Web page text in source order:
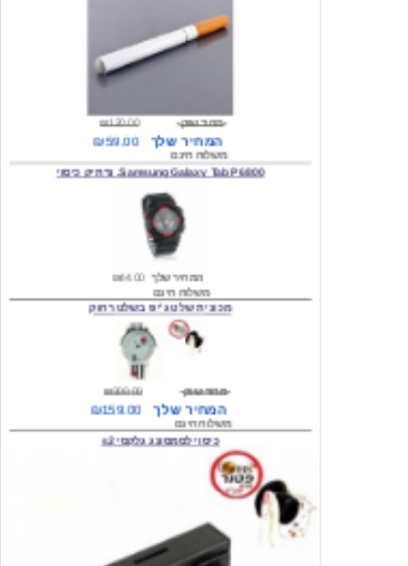
₪120.00
משלוח חינם
Samsung Galaxy Tab P6800, נרתיק כיסוי
המחיר שלך
משלוח חינם
₪300.00 מחיר שוק
₪159.00
כיסוי לסמסונג גלקסי s2